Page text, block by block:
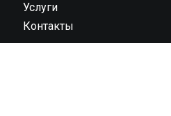
Услуги
Контакты